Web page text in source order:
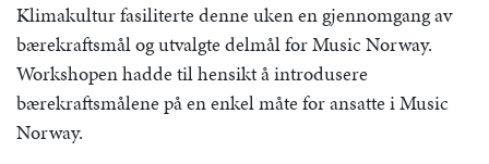
Klimakultur fasiliterte denne uken en gjennomgang av
bærekraftsmål og utvalgte delmål for Music Norway.
Workshopen hadde til hensikt å introdusere
bærekraftsmålene på en enkel måte for ansatte i Music
Norway.